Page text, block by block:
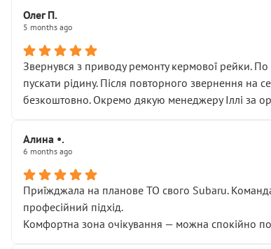
Олег П.
5 months ago
Звернувся з приводу ремонту кермової рейки. По
пускати рідину. Після повторного звернення на
безкоштовно. Окремо дякую менеджеру Іллі за
Алина •.
6 months ago
Приїжджала на планове ТО свого Subaru. Команда
професійний підхід.
Комфортна зона очікування — можна спокійно